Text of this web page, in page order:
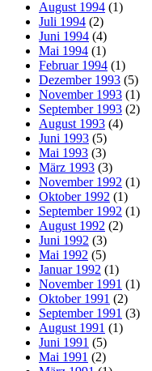
August 1994 (1)
Juli 1994 (2)
Juni 1994 (4)
Mai 1994 (1)
Februar 1994 (1)
Dezember 1993 (5)
November 1993 (1)
September 1993 (2)
August 1993 (4)
Juni 1993 (5)
Mai 1993 (3)
März 1993 (3)
November 1992 (1)
Oktober 1992 (1)
September 1992 (1)
August 1992 (2)
Juni 1992 (3)
Mai 1992 (5)
Januar 1992 (1)
November 1991 (1)
Oktober 1991 (2)
September 1991 (3)
August 1991 (1)
Juni 1991 (5)
Mai 1991 (2)